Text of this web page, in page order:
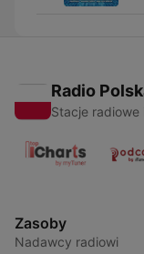
Radio
Stacje
Zasoby
Nadawcy radiowi